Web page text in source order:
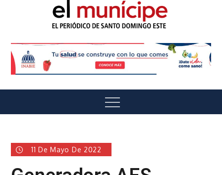
El Munícipe
Menu
11 De Mayo De 2022